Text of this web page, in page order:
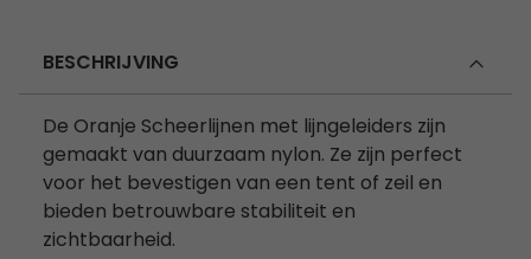
BESCHRIJVING
De Oranje Scheerlijnen met lijngeleiders zijn
gemaakt van duurzaam nylon. Ze zijn perfect
voor het bevestigen van een tent of zeil en
bieden betrouwbare stabiliteit en
zichtbaarheid.